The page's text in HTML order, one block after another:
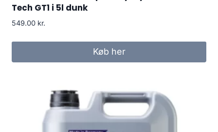
Tech GT1 i 5l dunk
549.00 kr.
Køb her